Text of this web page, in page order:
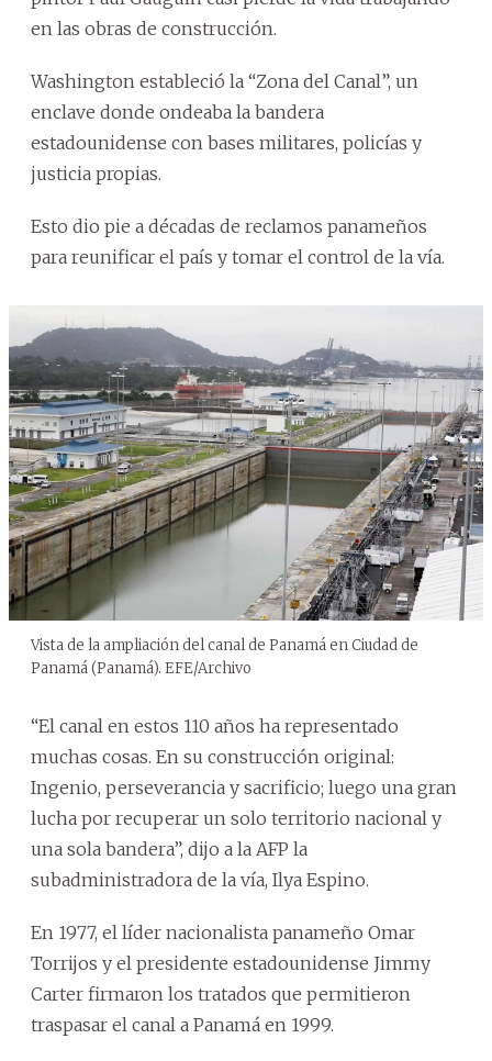
en las obras de construcción.
Washington estableció la “Zona del Canal”, un
enclave donde ondeaba la bandera
estadounidense con bases militares, policías y
justicia propias.
Esto dio pie a décadas de reclamos panameños
para reunificar el país y tomar el control de la vía.
Vista de la ampliación del canal de Panamá en Ciudad de
Panamá (Panamá). EFE/Archivo
“El canal en estos 110 años ha representado
muchas cosas. En su construcción original:
Ingenio, perseverancia y sacrificio; luego una gran
lucha por recuperar un solo territorio nacional y
una sola bandera”, dijo a la AFP la
subadministradora de la vía, Ilya Espino.
En 1977, el líder nacionalista panameño Omar
Torrijos y el presidente estadounidense Jimmy
Carter firmaron los tratados que permitieron
traspasar el canal a Panamá en 1999.